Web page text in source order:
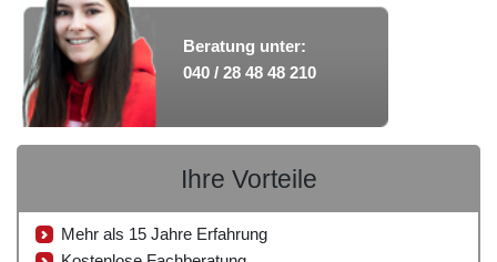
Beratung unter:
040 / 28 48 48 210
Ihre Vorteile
Mehr als 15 Jahre Erfahrung